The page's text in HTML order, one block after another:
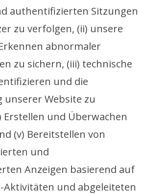
authentifizierten Sitzungen
zu verfolgen, (ii) unsere
abnormaler
zu sichern, (iii) technische
und die
unserer Website zu
Erstellen und Überwachen
(v) Bereitstellen von
und
Anzeigen basierend auf
Aktivitäten und abgeleiteten